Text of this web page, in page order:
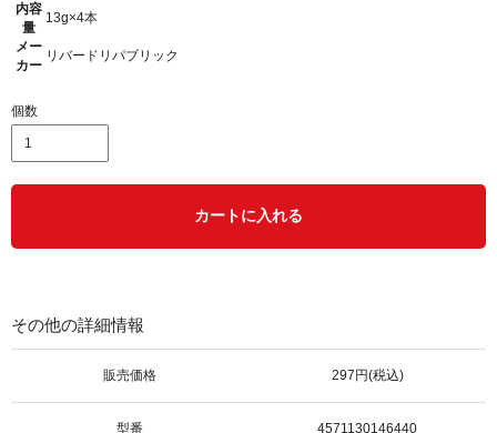
内容
量
13g×4本
メー
カー
リバードリパブリック
個数
カートに入れる
その他の詳細情報
販売価格 297円(税込)
型番 4571130146440